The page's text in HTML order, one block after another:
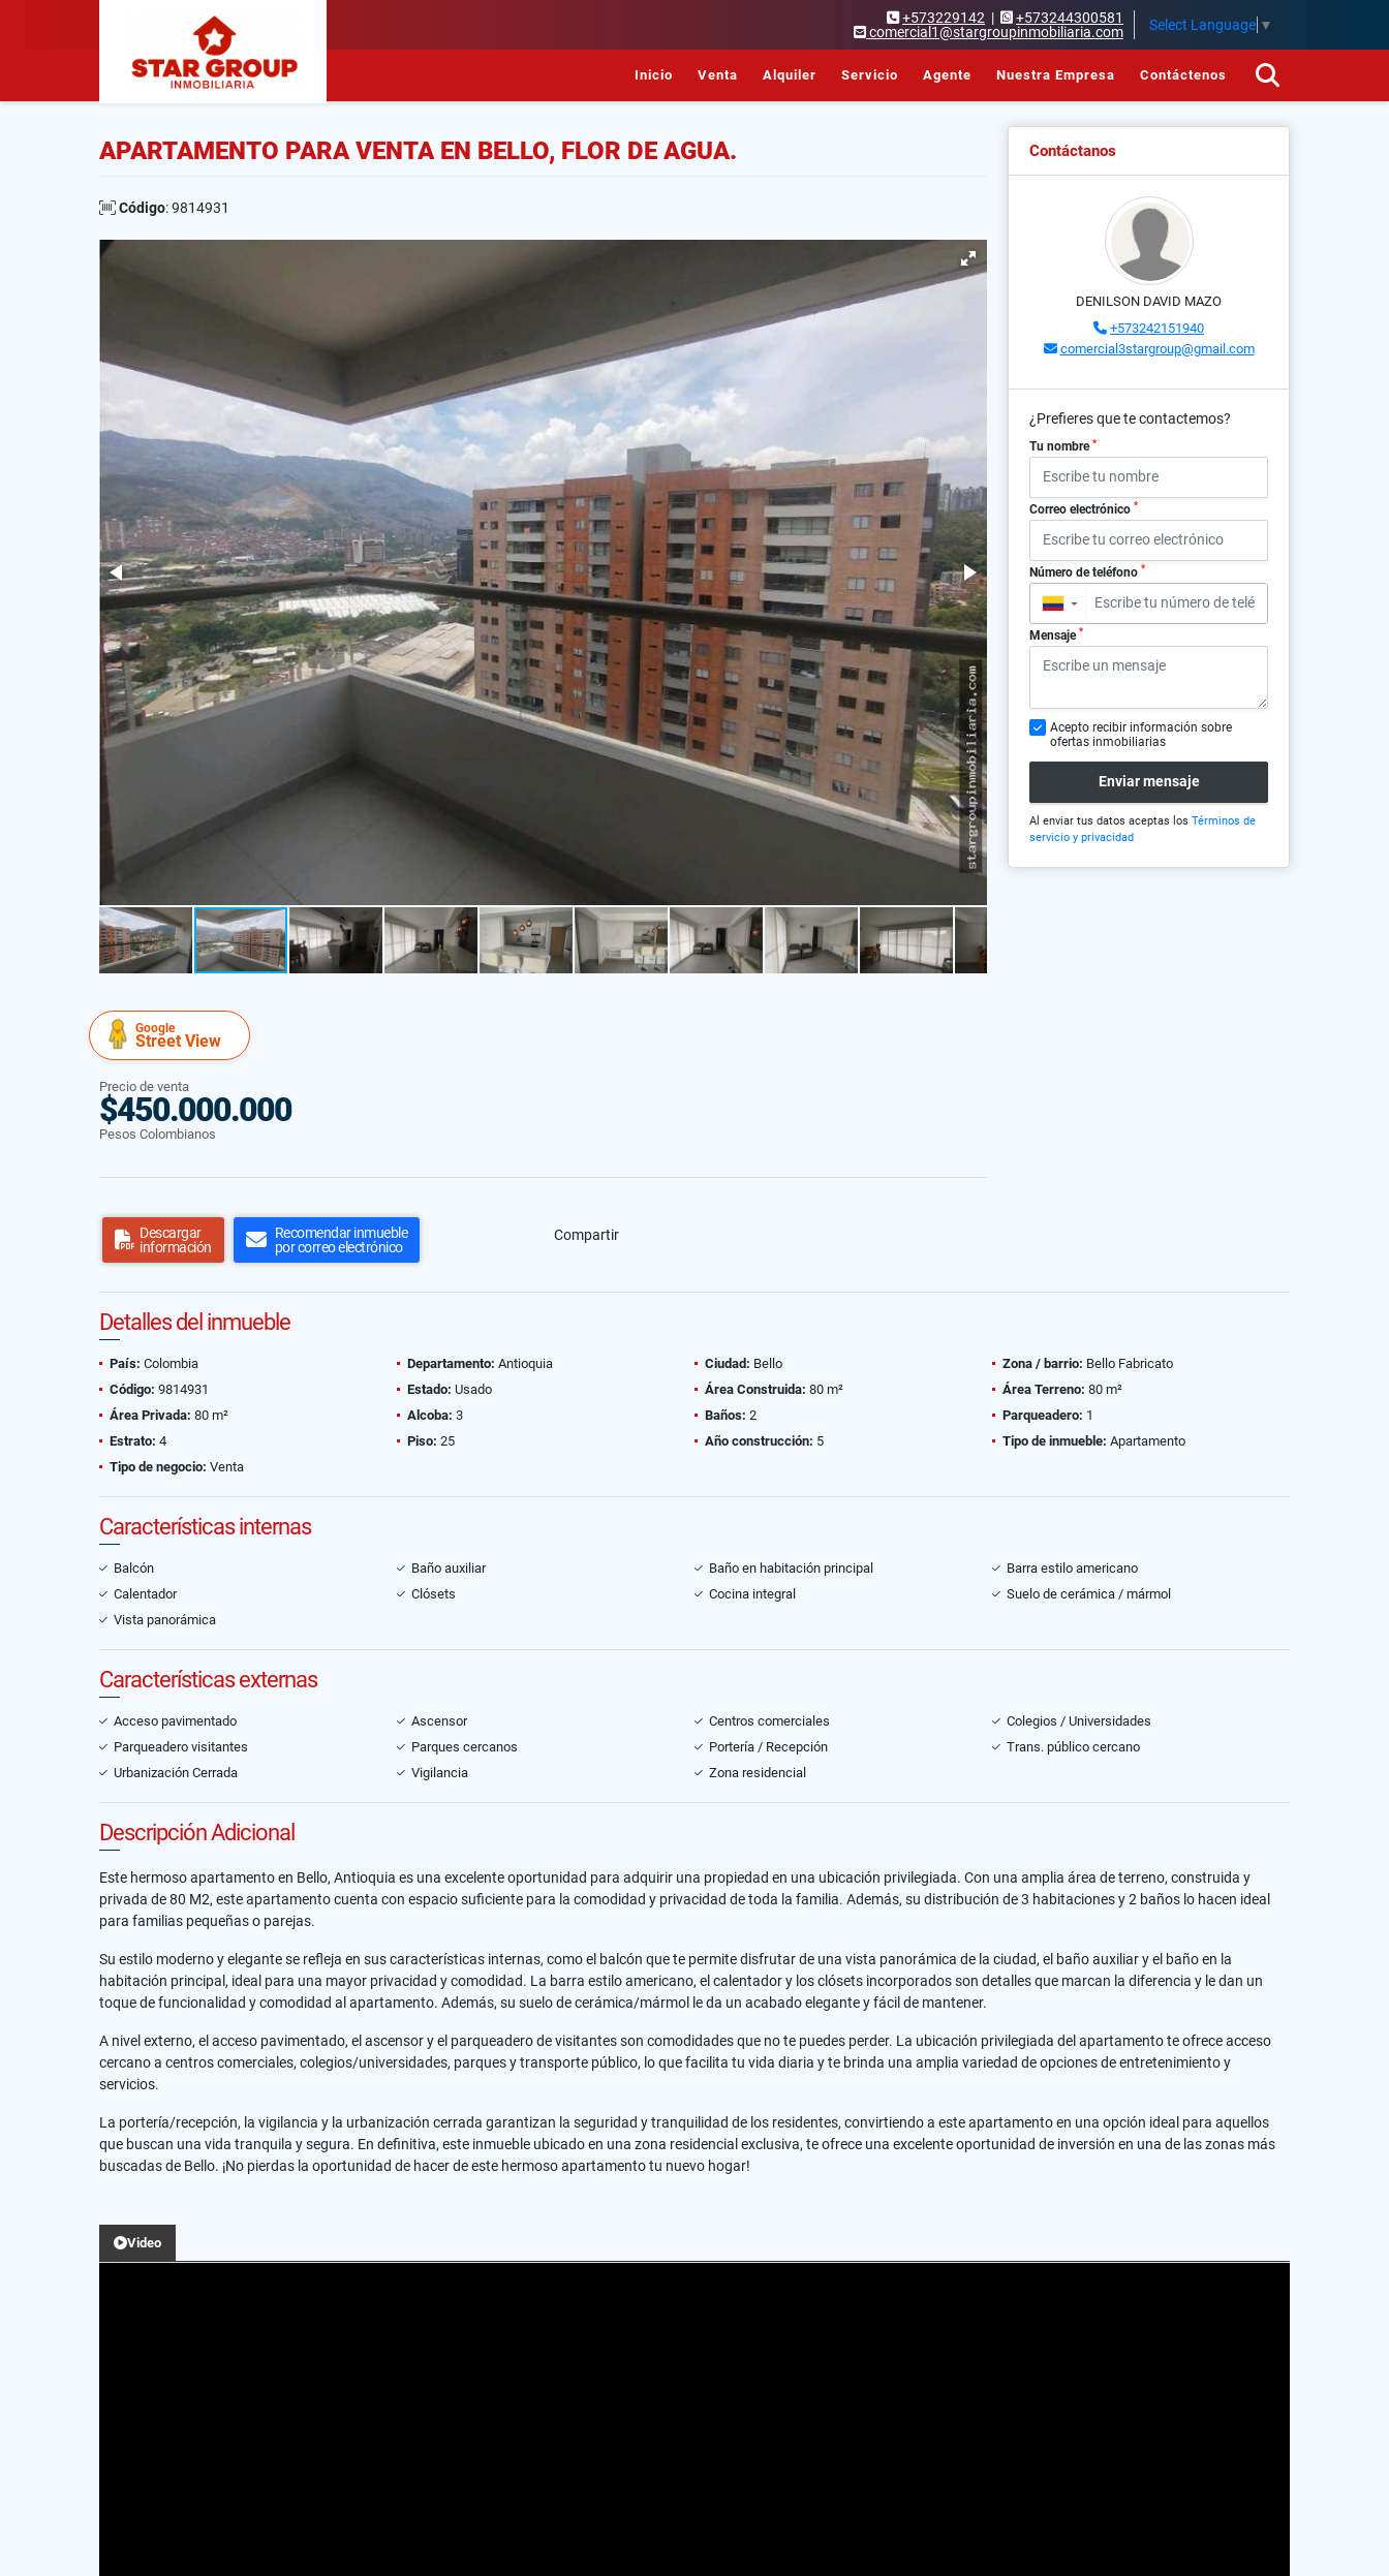
+573229142 |
+573244300581
comercial1@stargroupinmobiliaria.com
Select Language ▼
Inicio Venta Alquiler Servicio Agente Nuestra Empresa Contáctenos
APARTAMENTO PARA VENTA EN BELLO, FLOR DE AGUA.
Código: 9814931
Google
Street View
Precio de venta
$450.000.000
Pesos Colombianos
Descargar
información
Recomendar inmueble
por correo electrónico
Compartir
Contáctanos
DENILSON DAVID MAZO
+573242151940
comercial3stargroup@gmail.com
¿Prefieres que te contactemos?
Tu nombre *
Correo electrónico *
Número de teléfono *
▼
Mensaje *
Acepto recibir información sobre
ofertas inmobiliarias
Enviar mensaje
Al enviar tus datos aceptas los Términos de
servicio y privacidad
Detalles del inmueble
País: Colombia Departamento: Antioquia Ciudad: Bello Zona / barrio: Bello Fabricato
Código: 9814931 Estado: Usado Área Construida: 80 m² Área Terreno: 80 m²
Área Privada: 80 m² Alcoba: 3 Baños: 2 Parqueadero: 1
Estrato: 4 Piso: 25 Año construcción: 5 Tipo de inmueble: Apartamento
Tipo de negocio: Venta
Características internas
Balcón Baño auxiliar Baño en habitación principal
Barra estilo americano
Calentador
Clósets Cocina integral
Suelo de cerámica / mármol
Vista panorámica
Características externas
Acceso pavimentado Ascensor Centros comerciales
Colegios / Universidades
Parqueadero visitantes
Parques cercanos Portería / Recepción
Trans. público cercano
Urbanización Cerrada
Vigilancia Zona residencial
Descripción Adicional
Este hermoso apartamento en Bello, Antioquia es una excelente oportunidad para adquirir una propiedad en una ubicación privilegiada. Con una amplia área de terreno, construida y
privada de 80 M2, este apartamento cuenta con espacio suficiente para la comodidad y privacidad de toda la familia. Además, su distribución de 3 habitaciones y 2 baños lo hacen ideal
para familias pequeñas o parejas.
Su estilo moderno y elegante se refleja en sus características internas, como el balcón que te permite disfrutar de una vista panorámica de la ciudad, el baño auxiliar y el baño en la
habitación principal, ideal para una mayor privacidad y comodidad. La barra estilo americano, el calentador y los clósets incorporados son detalles que marcan la diferencia y le dan un
toque de funcionalidad y comodidad al apartamento. Además, su suelo de cerámica/mármol le da un acabado elegante y fácil de mantener.
A nivel externo, el acceso pavimentado, el ascensor y el parqueadero de visitantes son comodidades que no te puedes perder. La ubicación privilegiada del apartamento te ofrece acceso
cercano a centros comerciales, colegios/universidades, parques y transporte público, lo que facilita tu vida diaria y te brinda una amplia variedad de opciones de entretenimiento y
servicios.
La portería/recepción, la vigilancia y la urbanización cerrada garantizan la seguridad y tranquilidad de los residentes, convirtiendo a este apartamento en una opción ideal para aquellos
que buscan una vida tranquila y segura. En definitiva, este inmueble ubicado en una zona residencial exclusiva, te ofrece una excelente oportunidad de inversión en una de las zonas más
buscadas de Bello. ¡No pierdas la oportunidad de hacer de este hermoso apartamento tu nuevo hogar!
Video